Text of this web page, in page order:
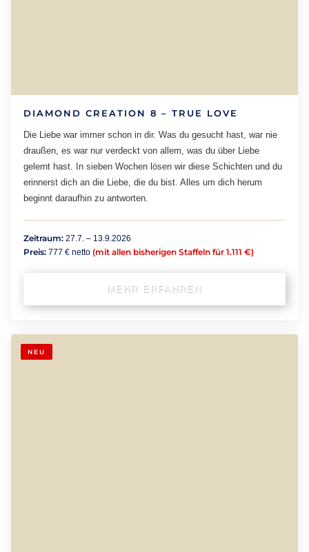
DIAMOND CREATION 8 – TRUE LOVE
Die Liebe war immer schon in dir. Was du gesucht hast, war nie
draußen, es war nur verdeckt von allem, was du über Liebe
gelernt hast. In sieben Wochen lösen wir diese Schichten und du
erinnerst dich an die Liebe, die du bist. Alles um dich herum
beginnt daraufhin zu antworten.
Zeitraum: 27.7. – 13.9.2026
Preis: 777 € netto (mit allen bisherigen Staffeln für 1.111 €)
MEHR ERFAHREN
NEU